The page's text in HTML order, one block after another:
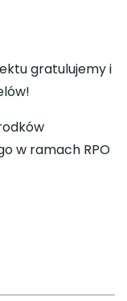
gratulujemy i
w ramach RPO